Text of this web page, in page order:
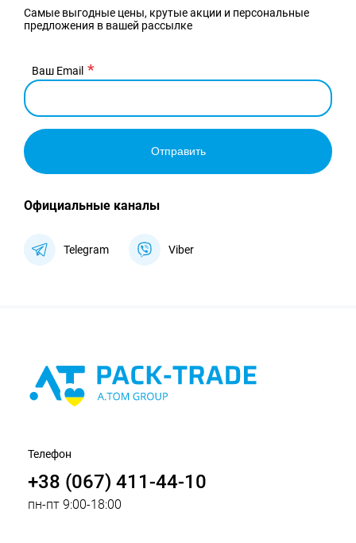
Самые выгодные цены, крутые акции и персональные
предложения в вашей рассылке
Ваш Email
Отправить
Официальные каналы
Telegram Viber
Телефон
+38 (067) 411-44-10
пн-пт 9:00-18:00